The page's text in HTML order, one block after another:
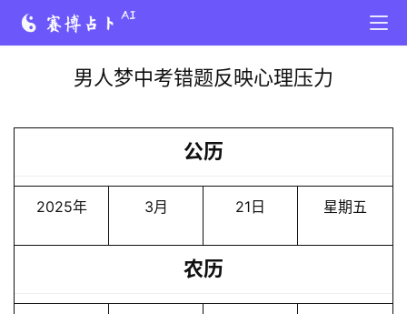
男人梦中考错题反映心理压力
公历
2025年 3月 21日 星期五
农历